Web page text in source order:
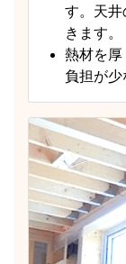
す。天井
きます。
熱材を厚
負担が少